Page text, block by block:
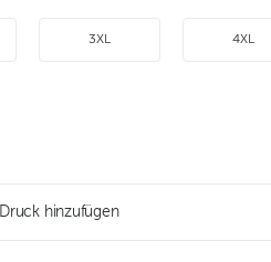
3XL 4XL
Druck hinzufügen